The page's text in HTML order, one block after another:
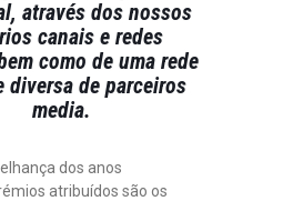
através dos nossos
canais e redes
como de uma rede
diversa de parceiros
media.
dos anos
atribuídos são os